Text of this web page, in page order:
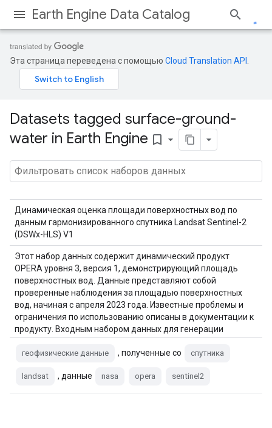
Earth Engine Data Catalog
Эта страница переведена с помощью Cloud Translation API
Datasets tagged surface-ground-
water in Earth Engine bookmark_border
Динамическая оценка площади поверхностных вод по
данным гармонизированного спутника Landsat Sentinel-2
(DSWx-HLS) V1
Этот набор данных содержит динамический продукт
OPERA уровня 3, версия 1, демонстрирующий площадь
поверхностных вод. Данные представляют собой
проверенные наблюдения за площадью поверхностных
вод, начиная с апреля 2023 года. Известные проблемы и
ограничения по использованию описаны в документации к
продукту. Входным набором данных для генерации
геофизические данные , полученные со спутника
landsat , данные nasa opera sentinel2